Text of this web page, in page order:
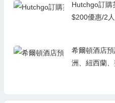
Hutchgo訂購
$200優惠/2
希爾頓酒店
洲、紐西蘭